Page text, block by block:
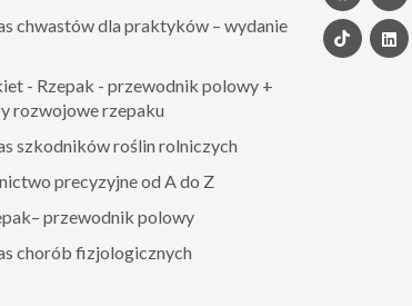
chwastów dla praktyków – wydanie
- Rzepak - przewodnik polowy +
rozwojowe rzepaku
szkodników roślin rolniczych
precyzyjne od A do Z
przewodnik polowy
chorób fizjologicznych